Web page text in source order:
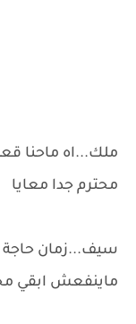
ملك...اه ماحنا
محترم جدا معايا
سيف...زمان حاجة
ماينفعش ابقي